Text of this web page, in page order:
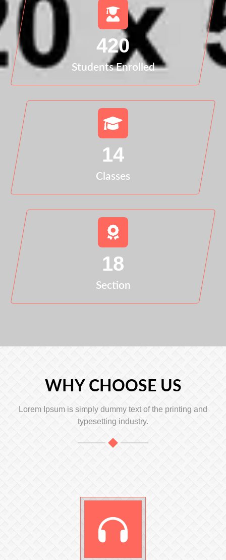
420
Students Enrolled
14
Classes
18
Section
WHY CHOOSE US
Lorem Ipsum is simply dummy text of the printing and
typesetting industry.